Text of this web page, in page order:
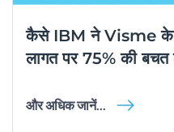
कैसे IBM ने Visme के
लागत पर 75% की बचत
और अधिक जानें...